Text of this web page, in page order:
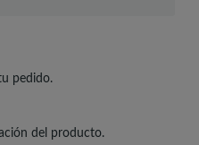
pedido.
del producto.